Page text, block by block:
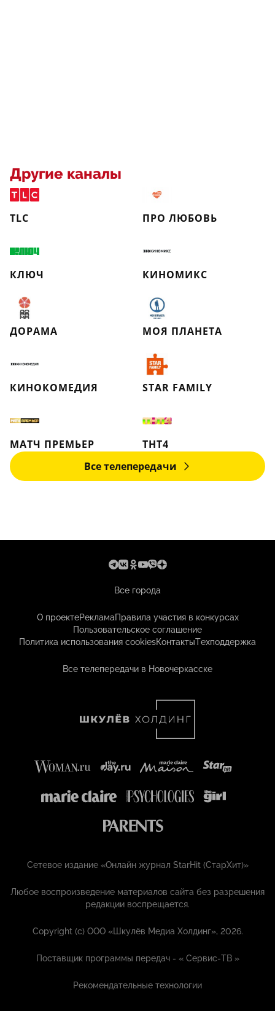
Другие каналы
TLC ПРО ЛЮБОВЬ
КЛЮЧ КИНОМИКС
ДОРАМА МОЯ ПЛАНЕТА
КИНОКОМЕДИЯ STAR FAMILY
МАТЧ ПРЕМЬЕР
ТНТ4
Все телепередачи
Все города
О проектеРекламаПравила участия в конкурсах
Пользовательское соглашение
Политика использования cookiesКонтактыТехподдержка
Все телепередачи в Новочеркасске
Сетевое издание «Онлайн журнал StarHit (СтарХит)»
Любое воспроизведение материалов сайта без разрешения
редакции воспрещается.
Copyright (с) ООО «Шкулёв Медиа Холдинг», 2026.
Поставщик программы передач - «Сервис-ТВ »
Рекомендательные технологии